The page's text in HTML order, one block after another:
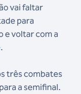
vai faltar
para
e voltar com a
três combates
a semifinal.